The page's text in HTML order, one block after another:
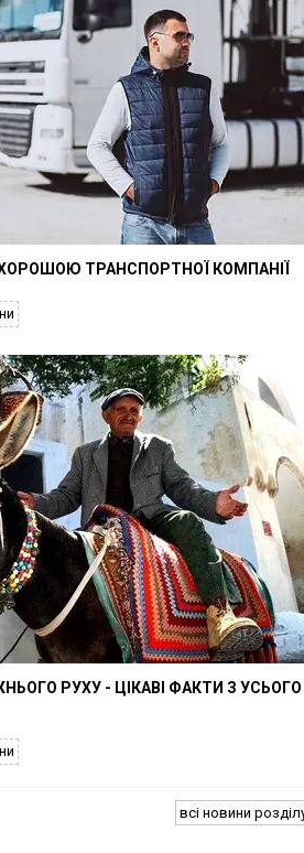
ТРАНСПОРТНОЇ КОМПАНІЇ
РУХУ - ЦІКАВІ ФАКТИ З УСЬОГО
всі новини